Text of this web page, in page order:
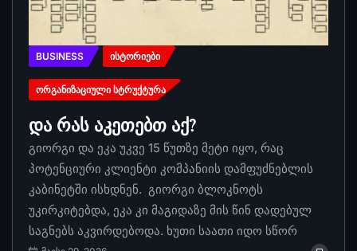
BUSINESS ᲘᲡᲢᲝᲠᲘᲔᲑᲘ
ᲝᲠᲒᲐᲜᲘᲖᲐᲪᲘᲣᲚᲘ ᲡᲢᲠᲣᲥᲢᲣᲠᲐ
და რას აკეთებთ აქ?
გიორგი და ეკა უკვე 15 წუთზე მეტი იყო, რაც
პოტენციური კლიენტი კომპანიის დამფუძნებლის
კაბინეტში ისხდნენ. გიორგი ბლოკნოტს
უკირკიტებდა, ეკა კი მაგიდაზე მის წინ დადებულ
საგნებს აკვირდებოდა. ხუთი საათი იდო სწორ